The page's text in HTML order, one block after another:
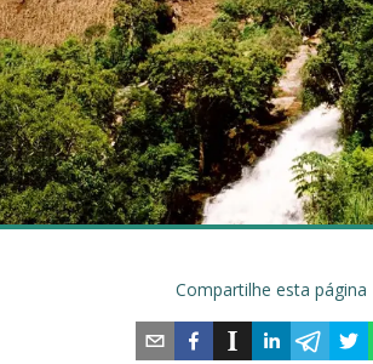
Compartilhe esta página